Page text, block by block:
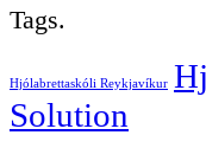
Tags.
Hjólabrettaskóli Reykjavíkur
Solution